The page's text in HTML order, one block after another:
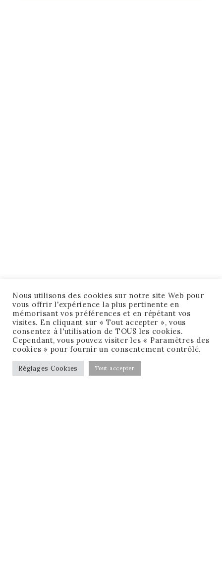
Nous utilisons des cookies sur notre site Web pour
vous offrir l'expérience la plus pertinente en
mémorisant vos préférences et en répétant vos
visites. En cliquant sur « Tout accepter », vous
consentez à l'utilisation de TOUS les cookies.
Cependant, vous pouvez visiter les « Paramètres des
cookies » pour fournir un consentement contrôlé.
Réglages Cookies Tout accepter